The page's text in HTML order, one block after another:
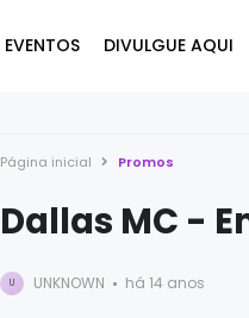
EVENTOS DIVULGUE AQUI
Página inicial Promos
Dallas MC -
U UNKNOWN há 14 anos